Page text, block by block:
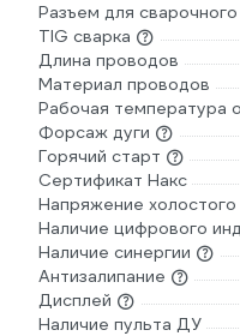
Разъем для
TIG сварка
Длина проводов
Материал проводов
Рабочая температура
Форсаж дуги
Горячий старт
Сертификат Накс
Напряжение холостого
Наличие цифрового
Наличие синергии
Антизалипание
Дисплей
Наличие пульта ДУ